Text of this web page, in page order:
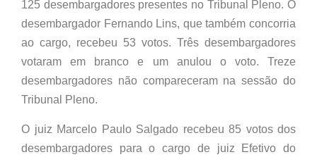
125 desembargadores presentes no Tribunal Pleno. O
desembargador Fernando Lins, que também concorria
ao cargo, recebeu 53 votos. Três desembargadores
votaram em branco e um anulou o voto. Treze
desembargadores não compareceram na sessão do
Tribunal Pleno.
O juiz Marcelo Paulo Salgado recebeu 85 votos dos
desembargadores para o cargo de juiz Efetivo do